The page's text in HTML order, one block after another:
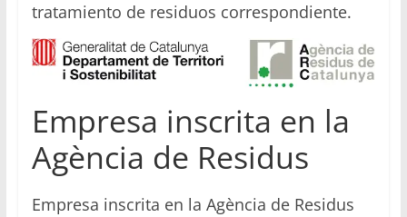
tratamiento de residuos correspondiente.
Empresa inscrita en la
Agència de Residus
Empresa inscrita en la Agència de Residus